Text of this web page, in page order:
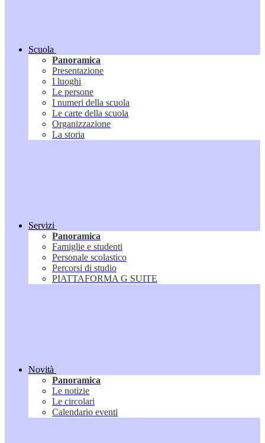
Scuola
Panoramica
Presentazione
I luoghi
Le persone
I numeri della scuola
Le carte della scuola
Organizzazione
La storia
Servizi
Panoramica
Famiglie e studenti
Personale scolastico
Percorsi di studio
PIATTAFORMA G SUITE
Novità
Panoramica
Le notizie
Le circolari
Calendario eventi